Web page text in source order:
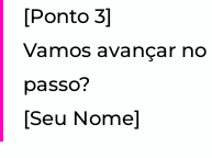
[Ponto 3]
Vamos avançar
passo?
[Seu Nome]